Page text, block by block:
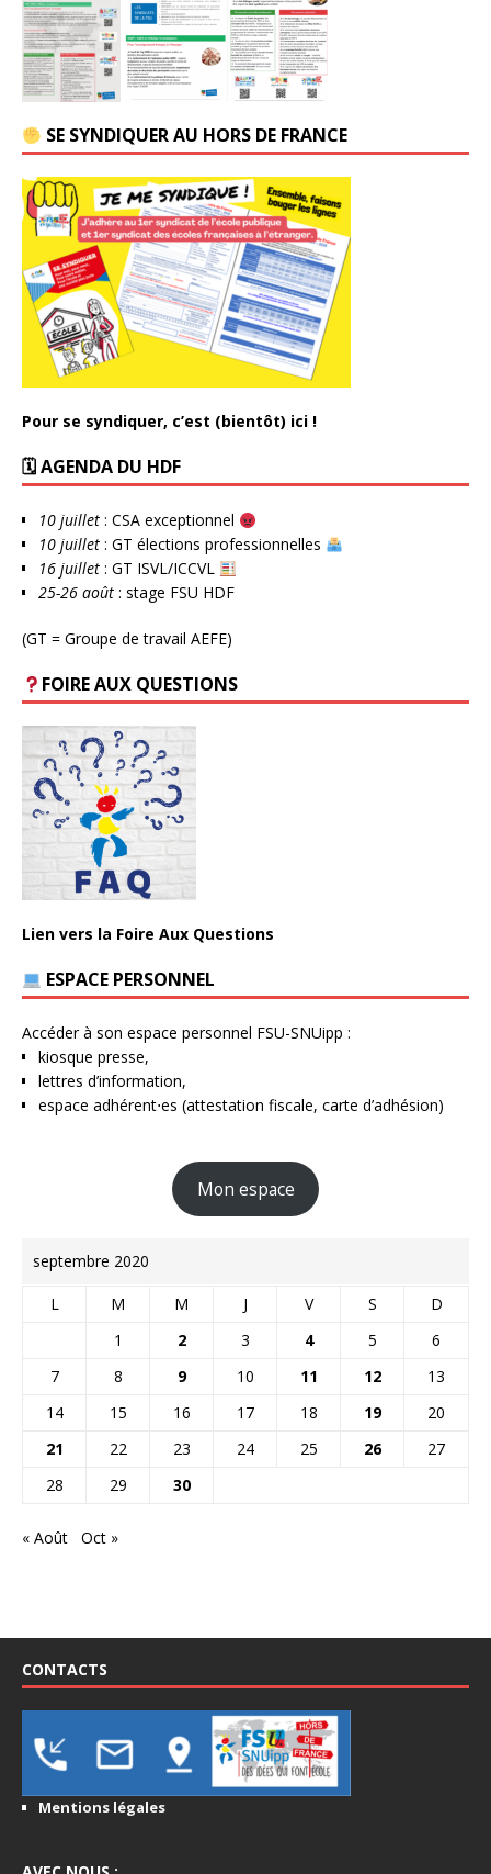
SE SYNDIQUER AU HORS DE FRANCE
Pour se syndiquer, c’est (bientôt) ici !
🗓 AGENDA DU HDF
10 juillet : CSA exceptionnel
10 juillet : GT élections professionnelles
16 juillet : GT ISVL/ICCVL
25-26 août : stage FSU HDF
(GT = Groupe de travail AEFE)
FOIRE AUX QUESTIONS
Lien vers la Foire Aux Questions
ESPACE PERSONNEL
Accéder à son espace personnel FSU-SNUipp :
kiosque presse,
lettres d’information,
espace adhérent⋅es (attestation fiscale, carte d’adhésion)
Mon espace
septembre 2020
L M M J V S
D
1
2 3 4 5
6
7
8 9 10 11 12
13
14
15 16 17 18 19
20
21
22 23 24 25 26
27
28
29 30
« Août Oct »
CONTACTS
Mentions légales